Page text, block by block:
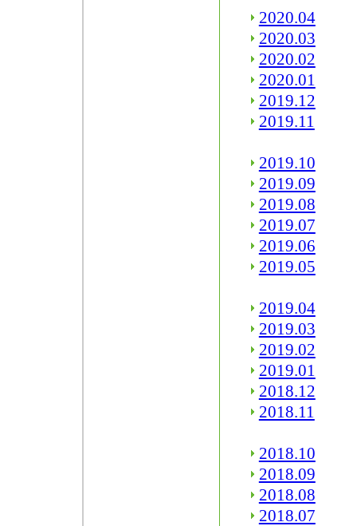
2020.04
2020.03
2020.02
2020.01
2019.12
2019.11
2019.10
2019.09
2019.08
2019.07
2019.06
2019.05
2019.04
2019.03
2019.02
2019.01
2018.12
2018.11
2018.10
2018.09
2018.08
2018.07